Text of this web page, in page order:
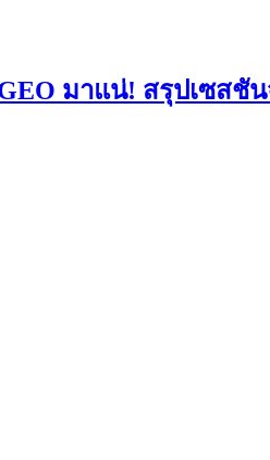
มาแน่! สรุปเซสชั